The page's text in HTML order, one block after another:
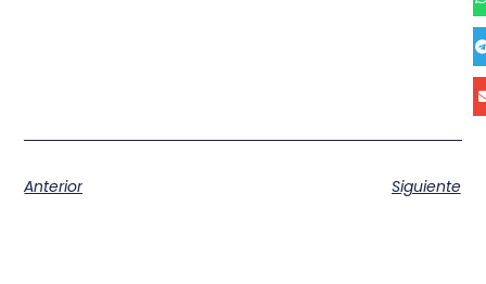
Anterior Siguiente